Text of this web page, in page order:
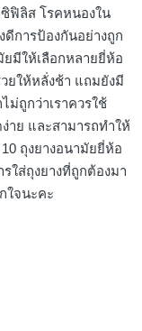
ซิฟิลิส โรคหนองใน
การป้องกันอย่างถูก
มีให้เลือกหลายยี่ห้อ
ให้หลั่งช้า แถมยังมี
ม่ถูกว่าเราควรใช้
ย และสามารถทำให้
ถุงยางอนามัยยี่ห้อ
ใส่ถุงยางที่ถูกต้องมา
ใจนะคะ